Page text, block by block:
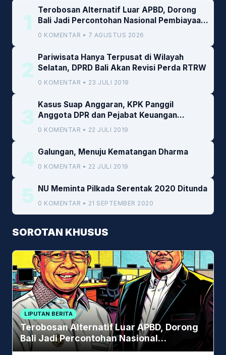
1
Terobosan Alternatif Luar APBD, Dorong
Bali Jadi Percontohan Nasional Pembiayaan
Daerah
0 KOMENTAR • 7 AGUSTUS 2026
2
Pariwisata Hanya Terpusat di Wilayah
Selatan, DPRD Bali Akan Revisi Perda RTRW
0 KOMENTAR • 23 JULI 2019
3
Kasus Suap Anggaran, KPK Panggil
Anggota DPR dan Pejabat Keuangan
Kemenkeu
0 KOMENTAR • 22 JULI 2019
4 Galungan, Menuju Kematangan Dharma
0 KOMENTAR • 22 JULI 2019
5 NU Meminta Pilkada Serentak 2020 Ditunda
0 KOMENTAR • 21 SEPTEMBER 2020
SOROTAN KHUSUS
LIPUTAN BERITA
Terobosan Alternatif Luar APBD, Dorong
Bali Jadi Percontohan Nasional
Pembiayaan Daerah